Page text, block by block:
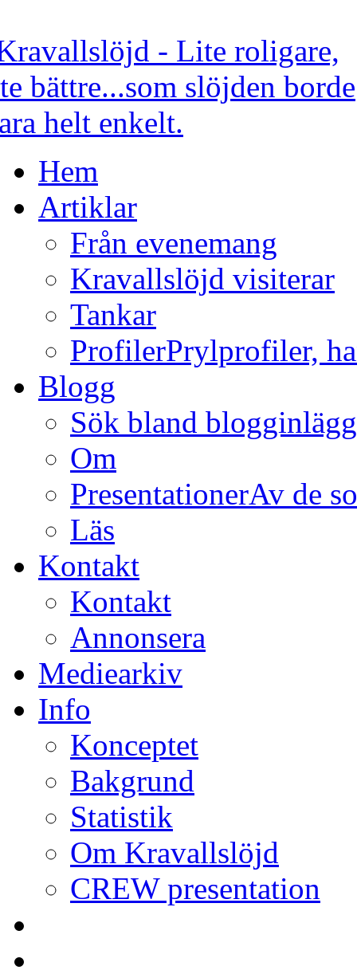
Hem
Artiklar
Från evenemang
Kravallslöjd visiterar
Tankar
ProfilerPrylprofiler,
Blogg
Sök bland
Om
PresentationerAv de
Läs
Kontakt
Kontakt
Annonsera
Mediearkiv
Info
Konceptet
Bakgrund
Statistik
Om Kravallslöjd
CREW presentation